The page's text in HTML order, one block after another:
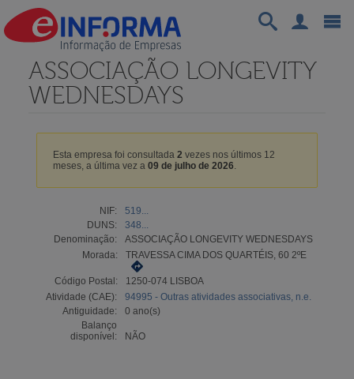
ASSOCIAÇÃO LONGEVITY
WEDNESDAYS
Esta empresa foi consultada 2 vezes nos últimos 12
meses, a última vez a 09 de julho de 2026.
NIF:
519...
DUNS:
348...
Denominação:
ASSOCIAÇÃO LONGEVITY WEDNESDAYS
Morada:
TRAVESSA CIMA DOS QUARTÉIS, 60 2ºE
Código Postal:
1250-074 LISBOA
Atividade (CAE):
94995 - Outras atividades associativas, n.e.
Antiguidade:
0 ano(s)
Balanço
disponível:
NÃO